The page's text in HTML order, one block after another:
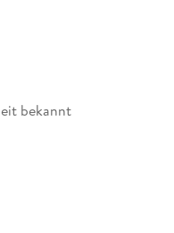
bekannt